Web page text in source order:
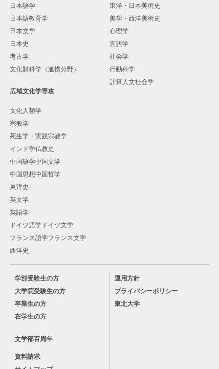
日本語学
日本語教育学
日本文学
日本史
考古学
文化財科学（連携分野）
東洋・日本美術史
美学・西洋美術史
心理学
言語学
社会学
行動科学
計算人文社会学
広域文化学専攻
文化人類学
宗教学
死生学・実践宗教学
インド学仏教史
中国語学中国文学
中国思想中国哲学
東洋史
英文学
英語学
ドイツ語学ドイツ文学
フランス語学フランス文学
西洋史
学部受験生の方
大学院受験生の方
卒業生の方
在学生の方
文学部百周年
資料請求
運用方針
プライバシーポリシー
東北大学